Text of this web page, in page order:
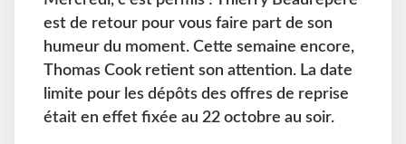
est de retour pour vous faire part de son
humeur du moment. Cette semaine encore,
Thomas Cook retient son attention. La date
limite pour les dépôts des offres de reprise
était en effet fixée au 22 octobre au soir.